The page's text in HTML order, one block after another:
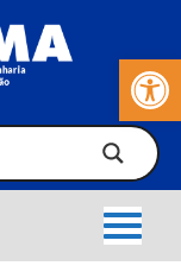
Barra de